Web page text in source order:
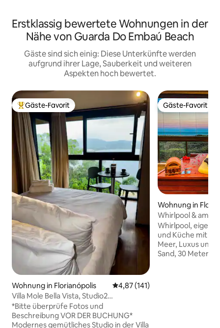
Erstklassig bewertete Wohnungen in der
Nähe von Guarda Do Embaú Beach
Gäste sind sich einig: Diese Unterkünfte werden
aufgrund ihrer Lage, Sauberkeit und weiteren
Aspekten hoch bewertet.
Beliebter Gäste-Favorit.
Gäste-Favorit
Wohnung in Florianópolis Durchschnittliche Bewertung:
4,87 (141)
Villa Mole Bella Vista, Studio2
c/Aussicht/Whirlpool/Grill
*Bitte überprüfe Fotos und
Beschreibung VOR DER BUCHUNG*
Modernes gemütliches Studio in der Villa
Gäste-Favorit
Gäste-Favorit
Wohnung in
Whirlpool & am
Suiten
Whirlpool,
und Küche mit
Meer, Luxus und
Sand, 30 Meter